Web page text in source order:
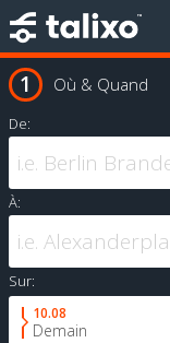
Où & Quand
De:
À:
Sur:
10.08
Demain